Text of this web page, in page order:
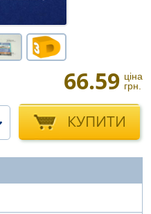
66.59 ціна
грн.
КУПИТИ